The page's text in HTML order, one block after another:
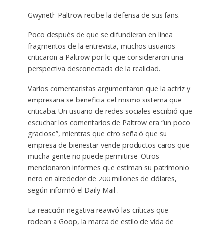
Gwyneth Paltrow recibe la defensa de sus fans.
Poco después de que se difundieran en línea
fragmentos de la entrevista, muchos usuarios
criticaron a Paltrow por lo que consideraron una
perspectiva desconectada de la realidad.
Varios comentaristas argumentaron que la actriz y
empresaria se beneficia del mismo sistema que
criticaba. Un usuario de redes sociales escribió que
escuchar los comentarios de Paltrow era “un poco
gracioso”, mientras que otro señaló que su
empresa de bienestar vende productos caros que
mucha gente no puede permitirse. Otros
mencionaron informes que estiman su patrimonio
neto en alrededor de 200 millones de dólares,
según informó el Daily Mail .
La reacción negativa reavivó las críticas que
rodean a Goop, la marca de estilo de vida de